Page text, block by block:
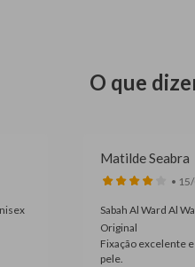
O que
Matilde Seabra
•
Sabah Al Ward Al
Original
Fixação excelente
pele.